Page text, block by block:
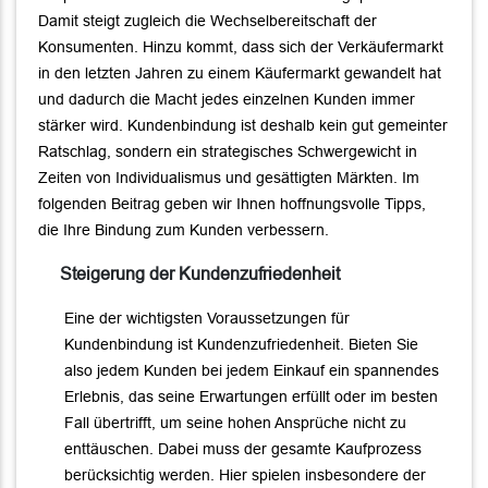
Damit steigt zugleich die Wechselbereitschaft der
Konsumenten. Hinzu kommt, dass sich der Verkäufermarkt
in den letzten Jahren zu einem Käufermarkt gewandelt hat
und dadurch die Macht jedes einzelnen Kunden immer
stärker wird. Kundenbindung ist deshalb kein gut gemeinter
Ratschlag, sondern ein strategisches Schwergewicht in
Zeiten von Individualismus und gesättigten Märkten. Im
folgenden Beitrag geben wir Ihnen hoffnungsvolle Tipps,
die Ihre Bindung zum Kunden verbessern.
Steigerung der Kundenzufriedenheit
Eine der wichtigsten Voraussetzungen für
Kundenbindung ist Kundenzufriedenheit. Bieten Sie
also jedem Kunden bei jedem Einkauf ein spannendes
Erlebnis, das seine Erwartungen erfüllt oder im besten
Fall übertrifft, um seine hohen Ansprüche nicht zu
enttäuschen. Dabei muss der gesamte Kaufprozess
berücksichtig werden. Hier spielen insbesondere der